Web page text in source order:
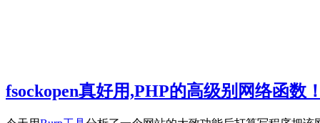
fsockopen真好用,PHP的高级别网络函数